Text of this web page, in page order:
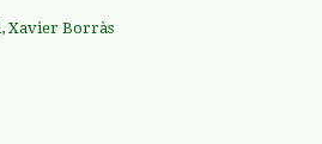
, Xavier Borràs